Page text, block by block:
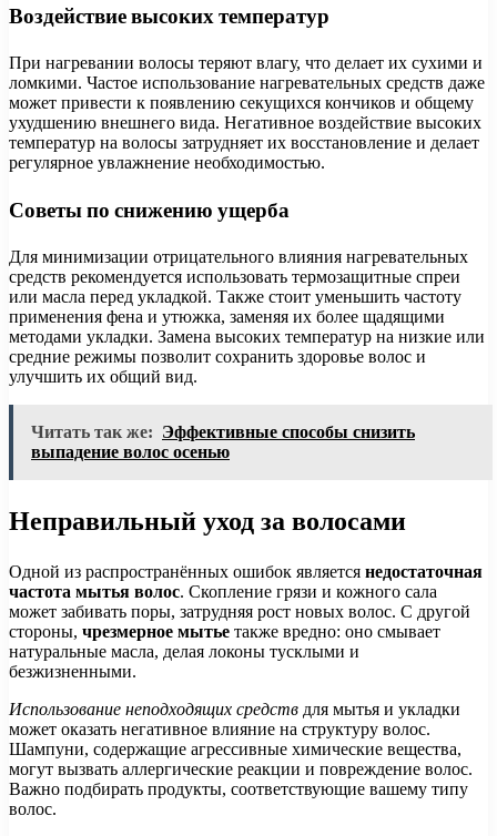
Воздействие высоких температур
При нагревании волосы теряют влагу, что делает их сухими и
ломкими. Частое использование нагревательных средств даже
может привести к появлению секущихся кончиков и общему
ухудшению внешнего вида. Негативное воздействие высоких
температур на волосы затрудняет их восстановление и делает
регулярное увлажнение необходимостью.
Советы по снижению ущерба
Для минимизации отрицательного влияния нагревательных
средств рекомендуется использовать термозащитные спреи
или масла перед укладкой. Также стоит уменьшить частоту
применения фена и утюжка, заменяя их более щадящими
методами укладки. Замена высоких температур на низкие или
средние режимы позволит сохранить здоровье волос и
улучшить их общий вид.
Читать так же: Эффективные способы снизить
выпадение волос осенью
Неправильный уход за волосами
Одной из распространённых ошибок является недостаточная
частота мытья волос. Скопление грязи и кожного сала
может забивать поры, затрудняя рост новых волос. С другой
стороны, чрезмерное мытье также вредно: оно смывает
натуральные масла, делая локоны тусклыми и
безжизненными.
Использование неподходящих средств для мытья и укладки
может оказать негативное влияние на структуру волос.
Шампуни, содержащие агрессивные химические вещества,
могут вызвать аллергические реакции и повреждение волос.
Важно подбирать продукты, соответствующие вашему типу
волос.